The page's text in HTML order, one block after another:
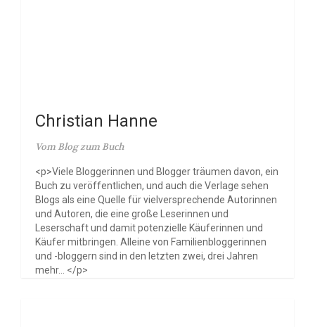
Christian Hanne
Vom Blog zum Buch
<p>Viele Bloggerinnen und Blogger träumen davon, ein
Buch zu veröffentlichen, und auch die Verlage sehen
Blogs als eine Quelle für vielversprechende Autorinnen
und Autoren, die eine große Leserinnen und
Leserschaft und damit potenzielle Käuferinnen und
Käufer mitbringen. Alleine von Familienbloggerinnen
und -bloggern sind in den letzten zwei, drei Jahren
mehr... </p>